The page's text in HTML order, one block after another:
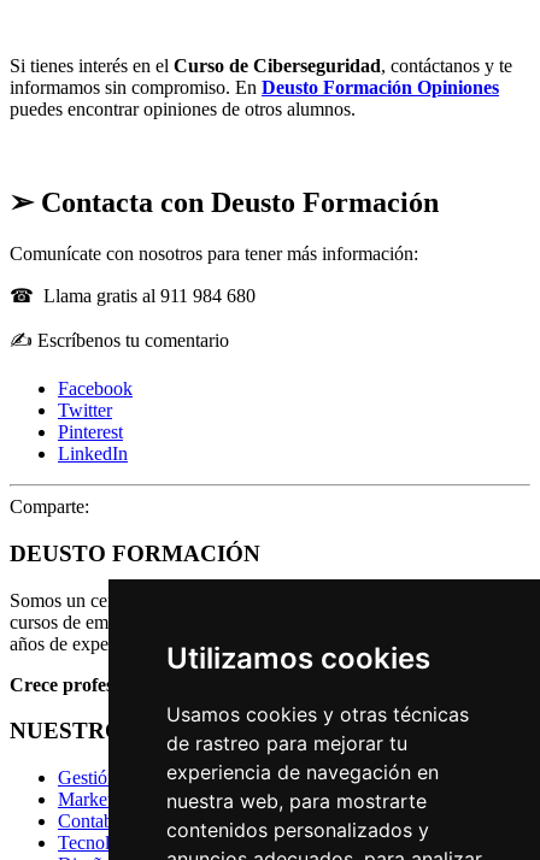
Utilizamos cookies
Usamos cookies y otras técnicas
de rastreo para mejorar tu
experiencia de navegación en
nuestra web, para mostrarte
contenidos personalizados y
Si tienes interés en el Curso de Ciberseguridad, contáctanos y te
informamos sin compromiso. En Deusto Formación Opiniones
puedes encontrar opiniones de otros alumnos.
➢ Contacta con Deusto Formación
Comunícate con nosotros para tener más información:
☎ Llama gratis al 911 984 680
✍ Escríbenos tu comentario
Facebook
Twitter
Pinterest
LinkedIn
Comparte:
DEUSTO FORMACIÓN
Somos un centro de formación continua a distancia especializado en
cursos de empresa y nuevas tecnologías que cuenta con más de 10
años de experiencia. Formamos parte de Grufium.
Crece profesionalmente.
NUESTROS CURSOS
Gestión y Administración de Empresas
Marketing y Comercial
Contabilidad y Finanzas
Tecnología y Programación